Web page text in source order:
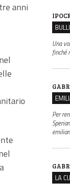
anni
Una
finché
Per
LA